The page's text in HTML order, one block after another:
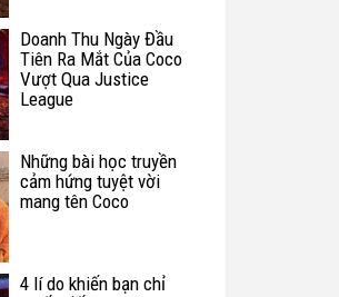
Doanh Thu Ngày Đầu
Tiên Ra Mắt Của Coco
Vượt Qua Justice
League
Những bài học truyền
cảm hứng tuyệt vời
mang tên Coco
4 lí do khiến bạn chỉ